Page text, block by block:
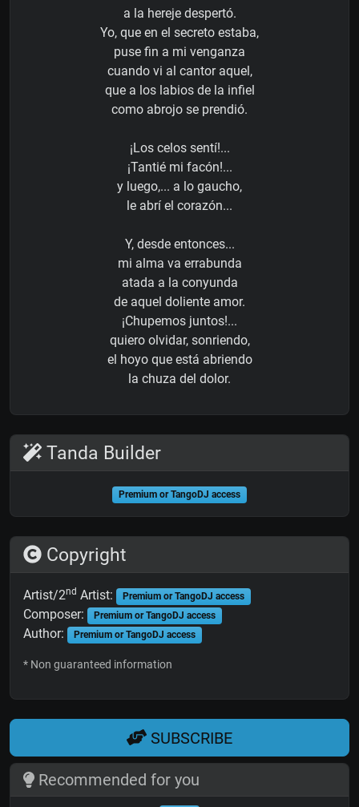
a la hereje despertó.
Yo, que en el secreto estaba,
puse fin a mi venganza
cuando vi al cantor aquel,
que a los labios de la infiel
como abrojo se prendió.
¡Los celos sentí!...
¡Tantié mi facón!...
y luego,... a lo gaucho,
le abrí el corazón...
Y, desde entonces...
mi alma va errabunda
atada a la conyunda
de aquel doliente amor.
¡Chupemos juntos!...
quiero olvidar, sonriendo,
el hoyo que está abriendo
la chuza del dolor.
Tanda Builder
Premium or TangoDJ access
Copyright
Artist/2nd Artist: Premium or TangoDJ access
Composer: Premium or TangoDJ access
Author: Premium or TangoDJ access
* Non guaranteed information
SUBSCRIBE
Recommended for you